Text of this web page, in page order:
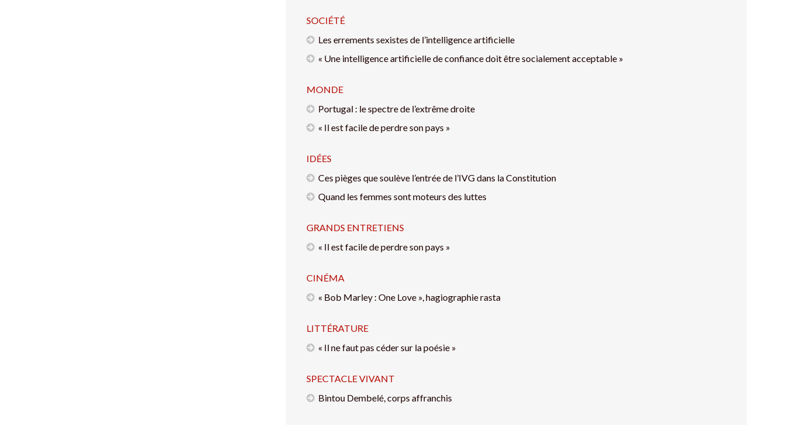
SOCIÉTÉ
Les errements sexistes de l’intelligence artificielle
« Une intelligence artificielle de confiance doit être socialement acceptable »
MONDE
Portugal : le spectre de l’extrême droite
« Il est facile de perdre son pays »
IDÉES
Ces pièges que soulève l’entrée de l’IVG dans la Constitution
Quand les femmes sont moteurs des luttes
GRANDS ENTRETIENS
« Il est facile de perdre son pays »
CINÉMA
« Bob Marley : One Love », hagiographie rasta
LITTÉRATURE
« Il ne faut pas céder sur la poésie »
SPECTACLE VIVANT
Bintou Dembelé, corps affranchis